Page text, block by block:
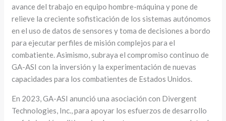
avance del trabajo en equipo hombre-máquina y pone de
relieve la creciente sofisticación de los sistemas autónomos
en el uso de datos de sensores y toma de decisiones a bordo
para ejecutar perfiles de misión complejos para el
combatiente. Asimismo, subraya el compromiso continuo de
GA-ASI con la inversión y la experimentación de nuevas
capacidades para los combatientes de Estados Unidos.
En 2023, GA-ASI anunció una asociación con Divergent
Technologies, Inc., para apoyar los esfuerzos de desarrollo